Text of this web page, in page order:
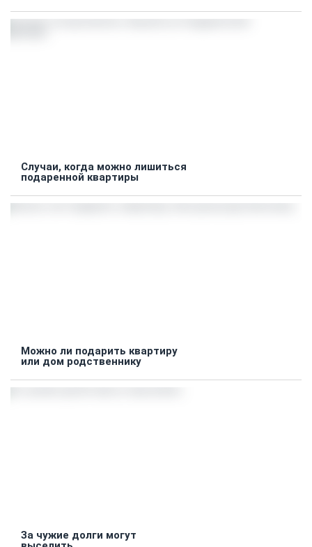
Случаи, когда можно лишиться
подаренной квартиры
Можно ли подарить квартиру
или дом родственнику
За чужие долги могут